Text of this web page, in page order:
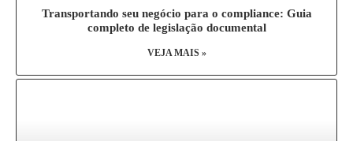
Transportando seu negócio para o compliance: Guia
completo de legislação documental
VEJA MAIS »